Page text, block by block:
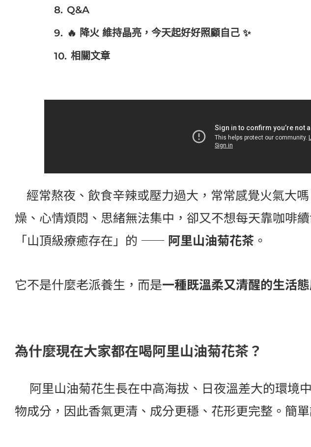
Q&A
🔥 降火 維持晶亮，今天起好好照顧自己 ✨
相關文章
經常熬夜、飲食辛辣或壓力過大，常常感覺火氣大
燥、心情煩悶、思緒無法集中，卻又不想每天靠咖啡
「山頂級療癒存在」的 —— 阿里山油菊花茶 。
它不是什麼老派養生，而是一種既溫柔又清醒的生活態
為什麼現在大家都在喝阿里山油菊花茶？
阿里山油菊花生長在中高海拔、日夜溫差大的環境
物成分，因此香氣更清、成分更穩、花形更完整。簡單